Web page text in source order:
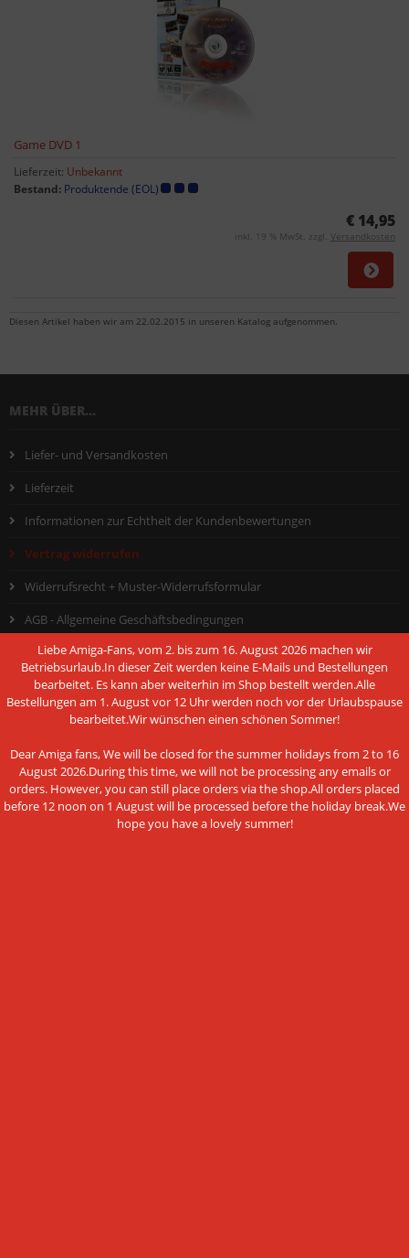
Game DVD 1
Lieferzeit: Unbekannt
Bestand: Produktende (EOL)
€ 14,95
inkl. 19 % MwSt. zzgl. Versandkosten
Diesen Artikel haben wir am 22.02.2015 in unseren Katalog aufgenommen.
Liebe Amiga-Fans, vom 2. bis zum 16. August 2026 machen wir
Betriebsurlaub.In dieser Zeit werden keine E-Mails und Bestellungen
bearbeitet. Es kann aber weiterhin im Shop bestellt werden.Alle
Bestellungen am 1. August vor 12 Uhr werden noch vor der Urlaubspause
bearbeitet.Wir wünschen einen schönen Sommer!
Dear Amiga fans, We will be closed for the summer holidays from 2 to 16
August 2026.During this time, we will not be processing any emails or
orders. However, you can still place orders via the shop.All orders placed
before 12 noon on 1 August will be processed before the holiday break.We
hope you have a lovely summer!
MEHR ÜBER...
Liefer- und Versandkosten
Lieferzeit
Informationen zur Echtheit der Kundenbewertungen
Vertrag widerrufen
Widerrufsrecht + Muster-Widerrufsformular
AGB - Allgemeine Geschäftsbedingungen
Hinweis nach dem Batteriegesetz
Datenschutzerklärung
Impressum
Cookie Einstellungen